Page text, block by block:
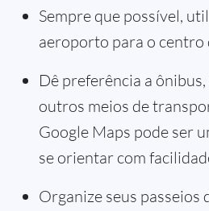
Sempre que possível,
aeroporto para o centro
Dê preferência a
outros meios de
Google Maps pode ser
se orientar com
Organize seus passeios